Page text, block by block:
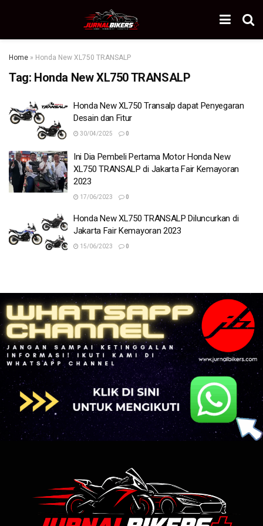
Home » Honda New XL750 TRANSALP
Tag: Honda New XL750 TRANSALP
Honda New XL750 Transalp dapat Penyegaran
Desain dan Fitur
30/04/2025 0
Ini Dia Pembeli Pertama Motor Honda New
XL750 TRANSALP di Jakarta Fair Kemayoran
2023
17/06/2023 0
Honda New XL750 TRANSALP Diluncurkan di
Jakarta Fair Kemayoran 2023
15/06/2023 0